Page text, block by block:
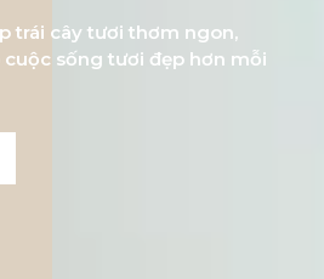
trái cây tươi thơm ngon,
sống tươi đẹp hơn mỗi